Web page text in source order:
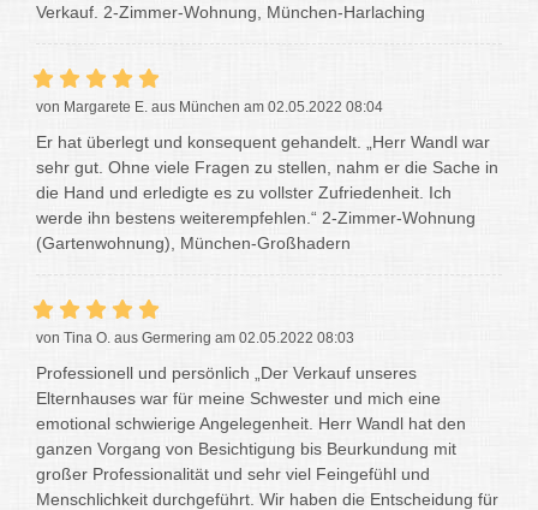
Verkauf. 2-Zimmer-Wohnung, München-Harlaching
von Margarete E. aus München am 02.05.2022 08:04
Er hat überlegt und konsequent gehandelt. „Herr Wandl war
sehr gut. Ohne viele Fragen zu stellen, nahm er die Sache in
die Hand und erledigte es zu vollster Zufriedenheit. Ich
werde ihn bestens weiterempfehlen.“ 2-Zimmer-Wohnung
(Gartenwohnung), München-Großhadern
von Tina O. aus Germering am 02.05.2022 08:03
Professionell und persönlich „Der Verkauf unseres
Elternhauses war für meine Schwester und mich eine
emotional schwierige Angelegenheit. Herr Wandl hat den
ganzen Vorgang von Besichtigung bis Beurkundung mit
großer Professionalität und sehr viel Feingefühl und
Menschlichkeit durchgeführt. Wir haben die Entscheidung für